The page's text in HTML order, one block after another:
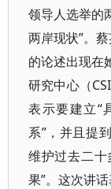
领导人选举的
两岸现状”。
的论述出现在
研究中心（
表示要建立“
系”，并且提
维护过去二
果”。这次讲